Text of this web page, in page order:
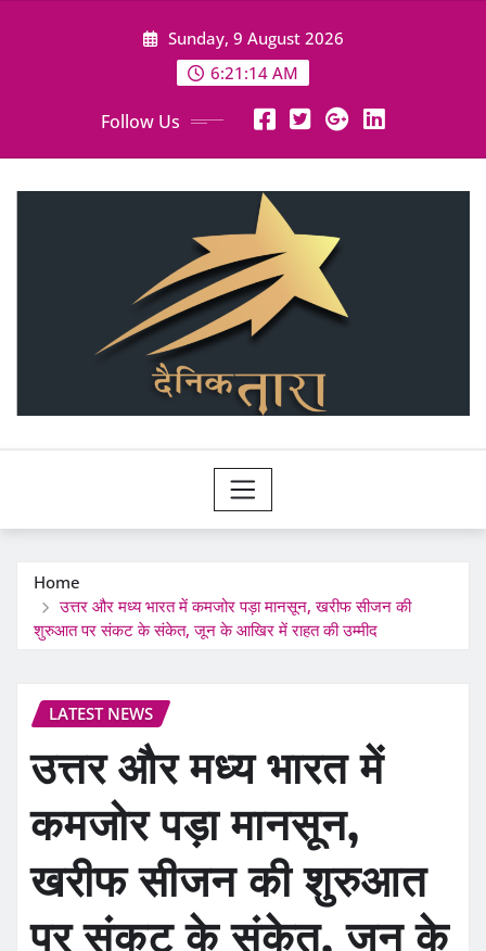
Sunday, 9 August 2026
6:21:16 AM
Follow Us
Home
उत्तर और मध्य भारत में कमजोर पड़ा मानसून, खरीफ सीजन की
शुरुआत पर संकट के संकेत, जून के आखिर में राहत की उम्मीद
LATEST NEWS
उत्तर और मध्य भारत में
कमजोर पड़ा मानसून,
खरीफ सीजन की शुरुआत
पर संकट के संकेत, जून के